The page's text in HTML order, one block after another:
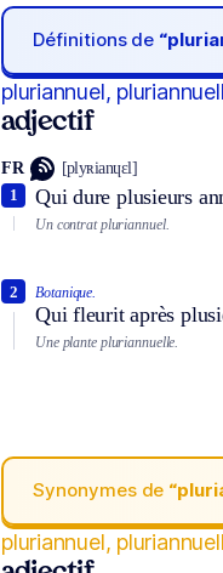
Définitions de
pluriannuel,
adjectif
FR [plyʀianɥɛl]
Qui dure plusieurs
1
Un contrat pluriannuel.
Botanique.
Qui fleurit après
2
Une plante pluriannuelle.
Synonymes de
pluriannuel,